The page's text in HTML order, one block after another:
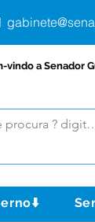
vindo a Senador